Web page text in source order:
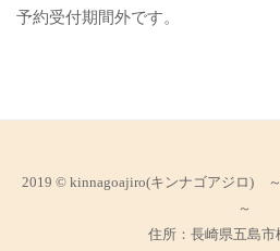
予約受付期間外です。
2019 © kinnagoajiro(キンナゴアジロ)
～
住所：長崎県五島市